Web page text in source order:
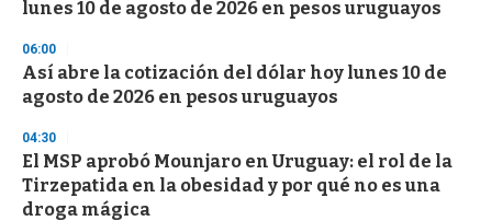
lunes 10 de agosto de 2026 en pesos uruguayos
06:00
Así abre la cotización del dólar hoy lunes 10 de
agosto de 2026 en pesos uruguayos
04:30
El MSP aprobó Mounjaro en Uruguay: el rol de la
Tirzepatida en la obesidad y por qué no es una
droga mágica